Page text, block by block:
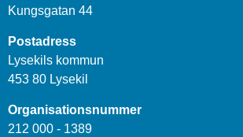
Kungsgatan 44
Postadress
Lysekils kommun
453 80 Lysekil
Organisationsnummer
212 000 - 1389